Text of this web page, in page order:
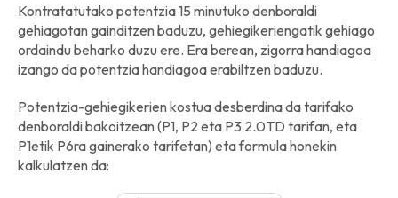
Kontratatutako potentzia 15 minutuko denboraldi
gehiagotan gainditzen baduzu, gehiegikeriengatik gehiago
ordaindu beharko duzu ere. Era berean, zigorra handiagoa
izango da potentzia handiagoa erabiltzen baduzu.
Potentzia-gehiegikerien kostua desberdina da tarifako
denboraldi bakoitzean (P1, P2 eta P3 2.0TD tarifan, eta
P1etik P6ra gainerako tarifetan) eta formula honekin
kalkulatzen da: